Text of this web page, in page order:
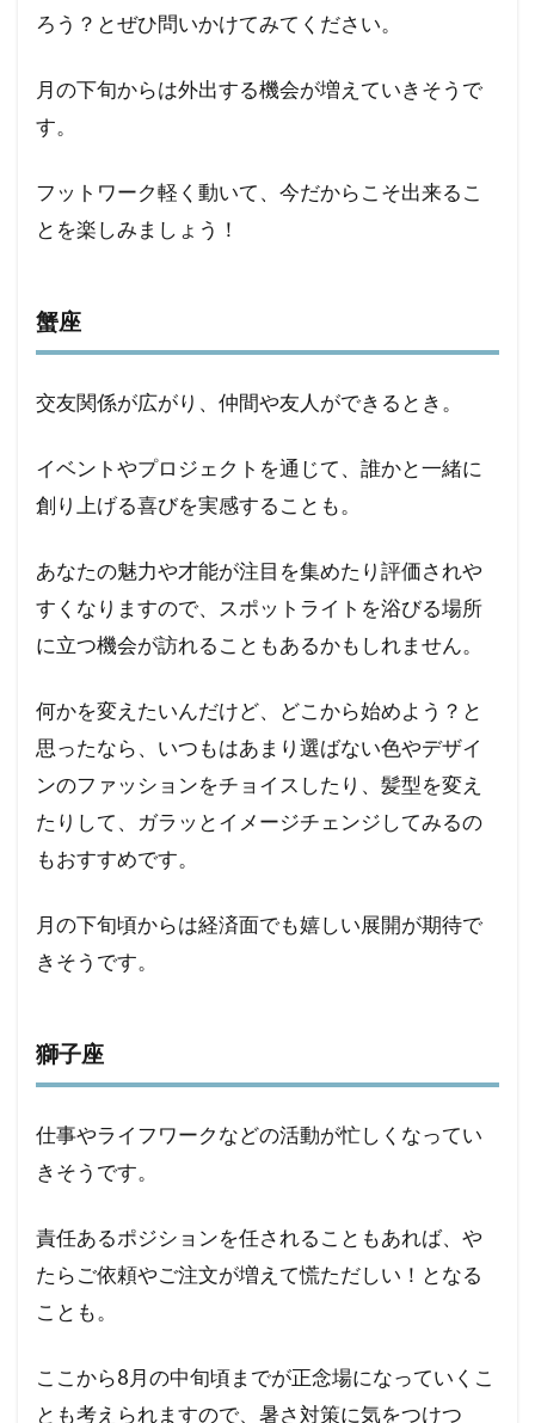
ろう？とぜひ問いかけてみてください。
月の下旬からは外出する機会が増えていきそうで
す。
フットワーク軽く動いて、今だからこそ出来るこ
とを楽しみましょう！
蟹座
交友関係が広がり、仲間や友人ができるとき。
イベントやプロジェクトを通じて、誰かと一緒に
創り上げる喜びを実感することも。
あなたの魅力や才能が注目を集めたり評価されや
すくなりますので、スポットライトを浴びる場所
に立つ機会が訪れることもあるかもしれません。
何かを変えたいんだけど、どこから始めよう？と
思ったなら、いつもはあまり選ばない色やデザイ
ンのファッションをチョイスしたり、髪型を変え
たりして、ガラッとイメージチェンジしてみるの
もおすすめです。
月の下旬頃からは経済面でも嬉しい展開が期待で
きそうです。
獅子座
仕事やライフワークなどの活動が忙しくなってい
きそうです。
責任あるポジションを任されることもあれば、や
たらご依頼やご注文が増えて慌ただしい！となる
ことも。
ここから8月の中旬頃までが正念場になっていくこ
とも考えられますので、暑さ対策に気をつけつ